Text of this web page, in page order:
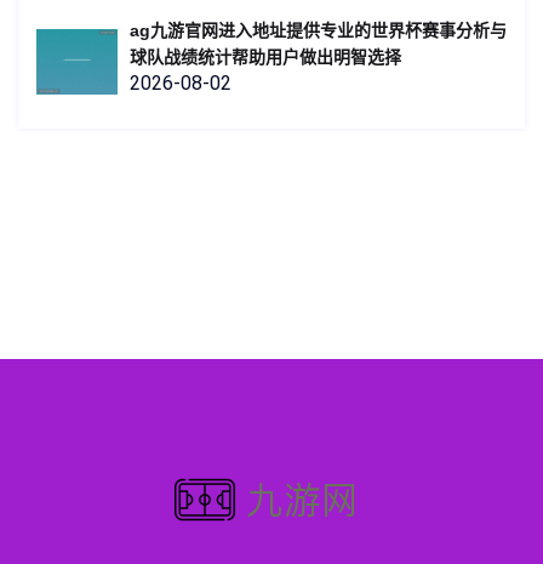
ag九游官网进入地址提供专业的世界杯赛事分析与
球队战绩统计帮助用户做出明智选择
2026-08-02